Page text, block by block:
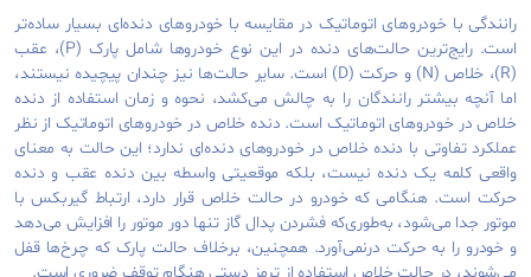
رانندگی با خودروهای اتوماتیک در مقایسه با خودروهای دنده‌ای بسیار ساده‌تر
است. رایج‌ترین حالت‌های دنده در این نوع خودروها شامل پارک (P)، عقب
(R)، خلاص (N) و حرکت (D) است. سایر حالت‌ها نیز چندان پیچیده نیستند،
اما آنچه بیشتر رانندگان را به چالش می‌کشد، نحوه و زمان استفاده از دنده
خلاص در خودروهای اتوماتیک است. دنده خلاص در خودروهای اتوماتیک از نظر
عملکرد تفاوتی با دنده خلاص در خودروهای دنده‌ای ندارد؛ این حالت به معنای
واقعی کلمه یک دنده نیست، بلکه موقعیتی واسطه بین دنده عقب و دنده
حرکت است. هنگامی که خودرو در حالت خلاص قرار دارد، ارتباط گیربکس با
موتور جدا می‌شود، به‌طوری‌که فشردن پدال گاز تنها دور موتور را افزایش می‌دهد
و خودرو را به حرکت درنمی‌آورد. همچنین، برخلاف حالت پارک که چرخ‌ها قفل
می‌شوند، در حالت خلاص استفاده از ترمز دستی هنگام توقف ضروری است.